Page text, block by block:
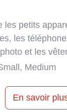
les petits
les
et les
Medium
En savoir